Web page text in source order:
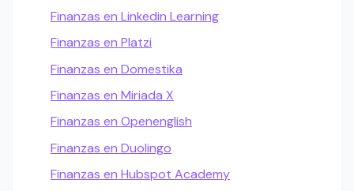
Finanzas en Linkedin Learning
Finanzas en Platzi
Finanzas en Domestika
Finanzas en Miriada X
Finanzas en Openenglish
Finanzas en Duolingo
Finanzas en Hubspot Academy